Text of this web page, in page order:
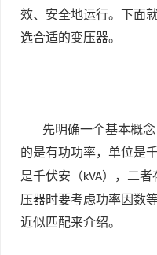
效、安全地运行。下面
选合适的变压器。
先明确一个基本概
的是有功功率，单位是
是千伏安（kVA），二者
压器时要考虑功率因数
近似匹配来介绍。